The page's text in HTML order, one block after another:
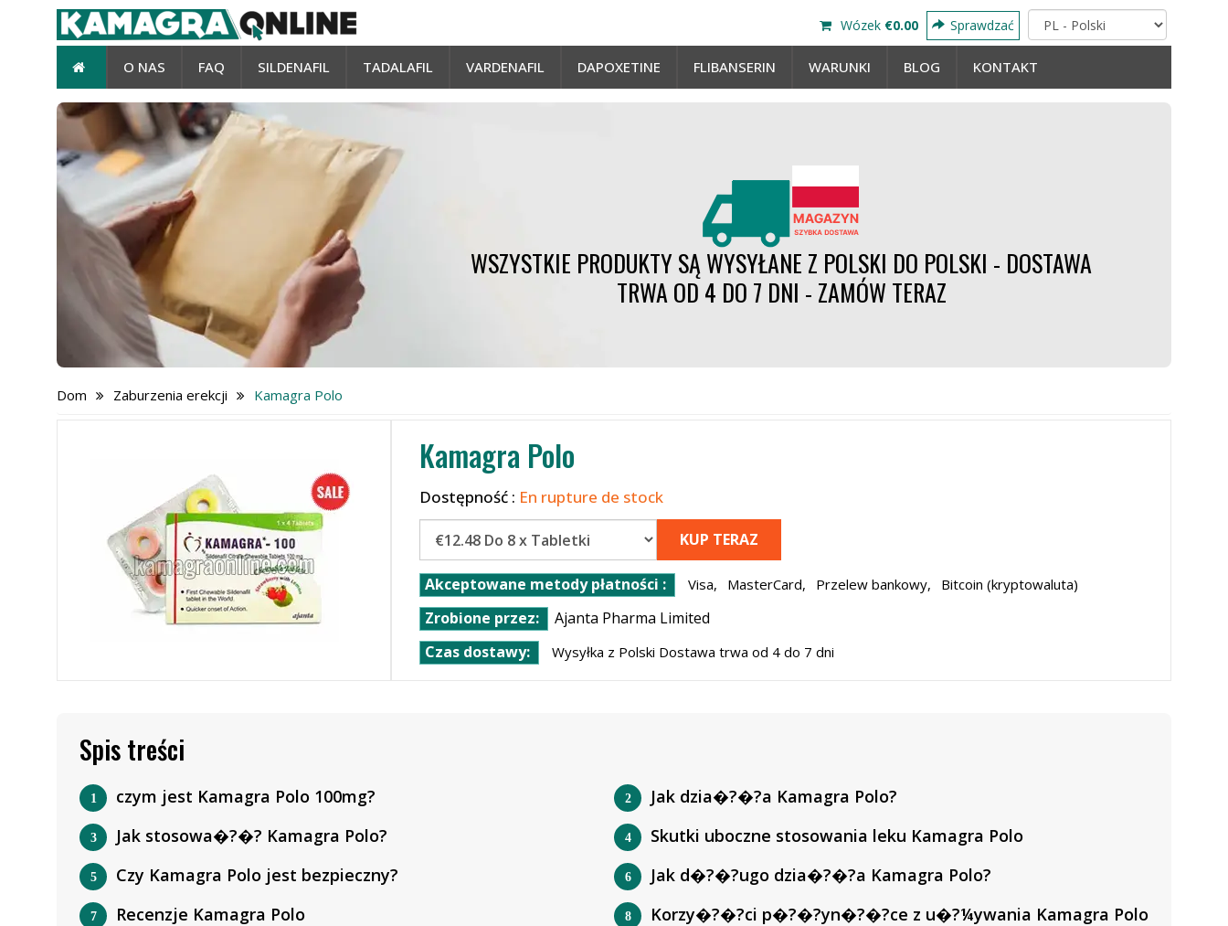
Wózek €0.00 Sprawdzać
O NAS FAQ SILDENAFIL TADALAFIL VARDENAFIL DAPOXETINE FLIBANSERIN WARUNKI BLOG KONTAKT
WSZYSTKIE PRODUKTY SĄ WYSYŁANE Z POLSKI DO POLSKI - DOSTAWA
TRWA OD 4 DO 7 DNI - ZAMÓW TERAZ
Dom Zaburzenia erekcji Kamagra Polo
Kamagra Polo
Dostępność : En rupture de stock
KUP TERAZ
Akceptowane metody płatności : Visa, MasterCard, Przelew bankowy, Bitcoin (kryptowaluta)
Zrobione przez:
Ajanta Pharma Limited
Czas dostawy:
Wysyłka z Polski Dostawa trwa od 4 do 7 dni
Spis treści
czym jest Kamagra Polo 100mg?
Jak dzia�?�?a Kamagra Polo?
Jak stosowa�?�? Kamagra Polo?
Skutki uboczne stosowania leku Kamagra Polo
Czy Kamagra Polo jest bezpieczny?
Jak d�?�?ugo dzia�?�?a Kamagra Polo?
Recenzje Kamagra Polo
Korzy�?�?ci p�?�?yn�?�?ce z u�?¼ywania Kamagra Polo